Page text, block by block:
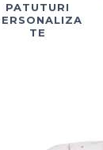
PATUTURI
TE